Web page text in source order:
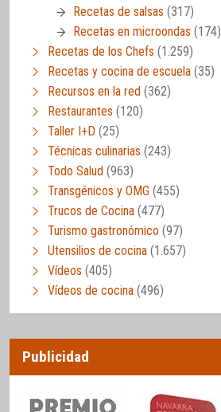
Recetas de salsas (317)
Recetas en microondas (174)
Recetas de los Chefs (1.259)
Recetas y cocina de escuela (35)
Recursos en la red (362)
Restaurantes (120)
Taller I+D (25)
Técnicas culinarias (243)
Todo Salud (963)
Transgénicos y OMG (455)
Trucos de Cocina (477)
Turismo gastronómico (97)
Utensilios de cocina (1.657)
Vídeos (405)
Vídeos de cocina (496)
Publicidad